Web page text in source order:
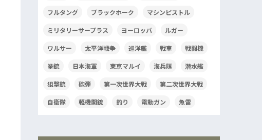
フルタング ブラックホーク マシンピストル
ミリタリーサープラス ヨーロッパ ルガー
ワルサー 太平洋戦争 巡洋艦 戦車 戦闘機
拳銃 日本海軍 東京マルイ 海兵隊 潜水艦
狙撃銃 砲弾 第一次世界大戦 第二次世界大戦
自衛隊 軽機関銃 釣り 電動ガン 魚雷